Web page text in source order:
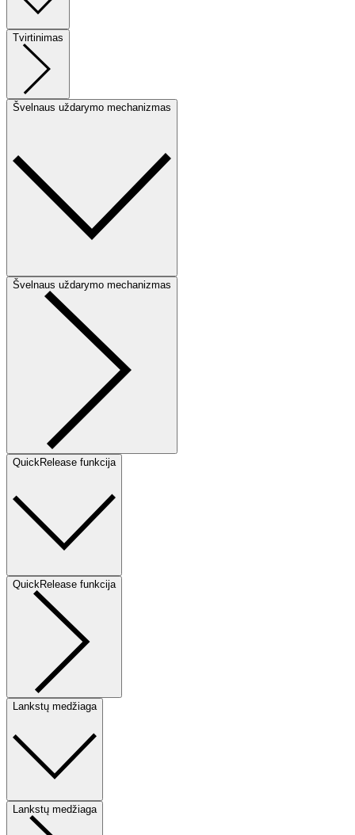
Tvirtinimas
Švelnaus uždarymo mechanizmas
Švelnaus uždarymo mechanizmas
QuickRelease funkcija
QuickRelease funkcija
Lankstų medžiaga
Lankstų medžiaga